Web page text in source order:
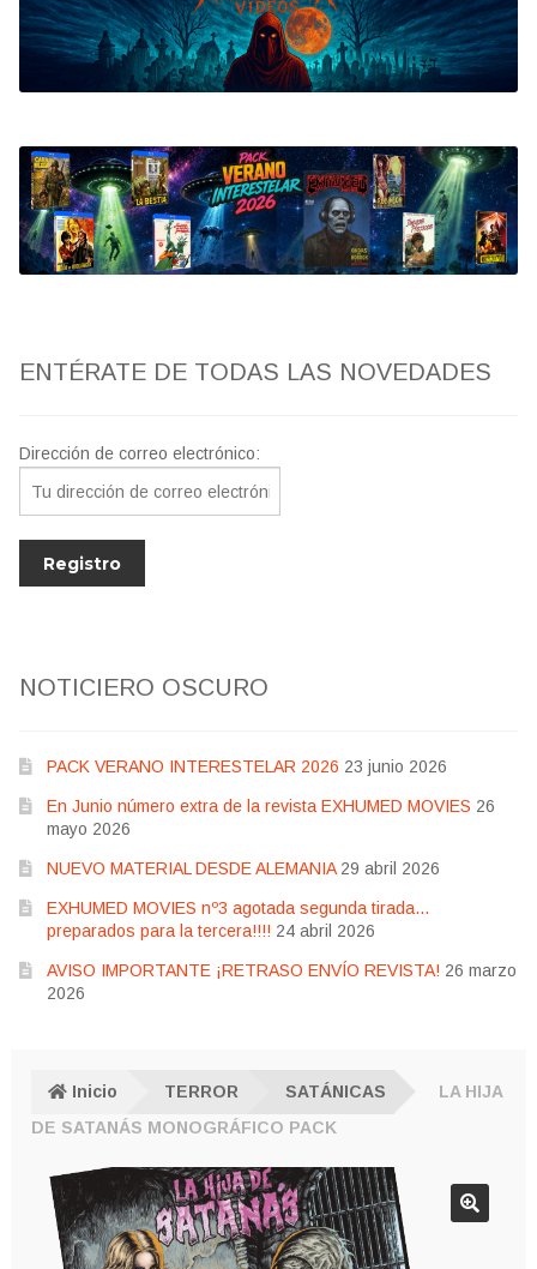
Bluray
Clasificada S
artwork
fantaterror
Jesús Franco
ENTÉRATE DE TODAS LAS NOVEDADES
Dirección de correo electrónico:
NOTICIERO OSCURO
PACK VERANO INTERESTELAR 2026 23 junio 2026
En Junio número extra de la revista EXHUMED MOVIES 26
mayo 2026
NUEVO MATERIAL DESDE ALEMANIA 29 abril 2026
EXHUMED MOVIES nº3 agotada segunda tirada…
preparados para la tercera!!!! 24 abril 2026
AVISO IMPORTANTE ¡RETRASO ENVÍO REVISTA! 26 marzo
2026
Inicio TERROR SATÁNICAS
LA HIJA
DE SATANÁS MONOGRÁFICO PACK